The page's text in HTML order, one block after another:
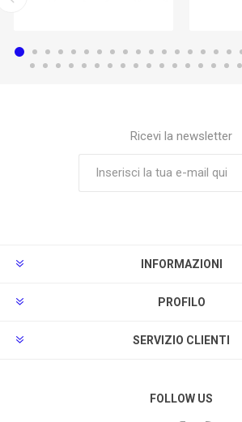
Ricevi la newsletter
INFORMAZIONI
PROFILO
SERVIZIO CLIENTI
FOLLOW US